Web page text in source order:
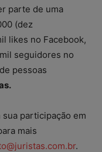
parte de uma
(dez
likes no Facebook,
seguidores no
pessoas
participação em
mais
.